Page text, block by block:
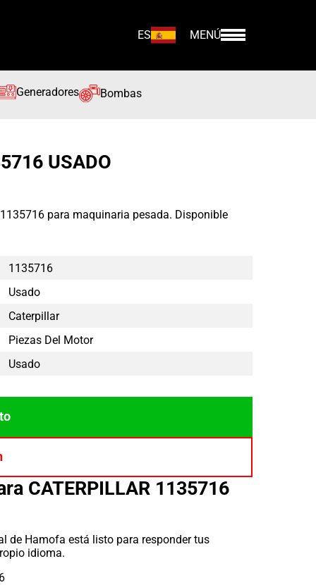
ES MENÚ
Generadores Bombas
USADO
para maquinaria pesada. Disponible
1135716
Usado
Caterpillar
Piezas Del Motor
Usado
CATERPILLAR 1135716
de Hamofa está listo para responder tus
idioma.